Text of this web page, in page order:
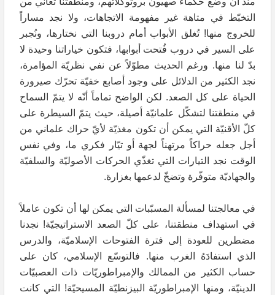
التخبّط في متاهة غير مفهومة الاتجاهات، ولا نجد مساراً
للخروج منها! تُغلق الأبواب أمام دروبنا التي نختارها، ونُجبر
على السير في دروب فُتحت أبوابها، فتكون خياراتنا وحيدة لا
بدّ لنا منها. ورغم الحديث مطوّلاً عن نفي نظريّة المؤامرة،
نجد الكثير من الدلائل على وجود أصابع خفيّة تحرّك صيرورة
الحياة على كل الصعد. لكن الواضح تماماً أنّه لا يتمّ السماح
في منطقتنا لتشكّل علمانيّة أصيلة، حيث يتمّ السيطرة على
كلّ الأقنيّة التي يمكن أن تكون مغذيّة لأيّ حراك علماني من
أجل جعله حراكاً مرتهناً لجهة أو تيّار فكري ما، وفي نفس
الوقت نجد التيارات التي تغذّي الحركات الأصوليّة والسلفيّة
والجهاديّة متوفّرة وتضخّ لدعمها بغزارة.
في معالجتنا لمسألة المسبّبات التي يمكن لها أن تكون عاملاً
في استهداف منطقتنا، على كلّ الصعد الاستراتيجيّة! نجدنا
مضطرين للعودة إلى فترة الفتوحات الإسلاميّة، والدرس
الذي استفادَهُ الغرب منها. فالتوسّع الإسلامي، كان على
حساب الكثير من الممالك والإمبراطوريّات ذات العصبيّات
الدينيّة، ومنها الإمبراطوريّة البيزنطيّة المسيحيّة! التي كانت